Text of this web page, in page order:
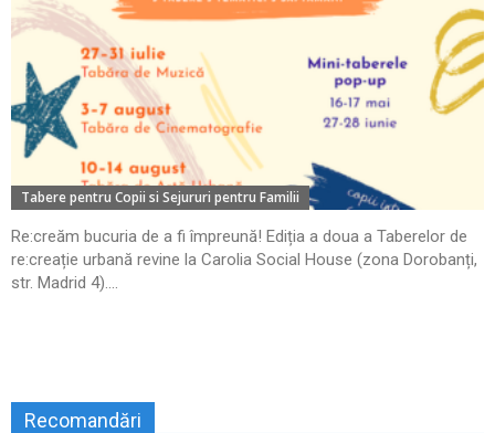
Tabere pentru Copii si Sejururi pentru Familii
Re:creăm bucuria de a fi împreună! Ediția a doua a Taberelor de
re:creație urbană revine la Carolia Social House (zona Dorobanți,
str. Madrid 4)....
Recomandări